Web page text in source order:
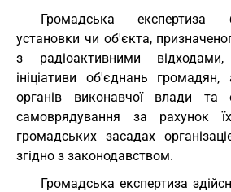
Громадська експертиза
установки чи об'єкта,
з радіоактивними
ініціативи об'єднань
органів виконавчої влади та
самоврядування за рахунок
громадських засадах
згідно з законодавством.
Громадська експертиза